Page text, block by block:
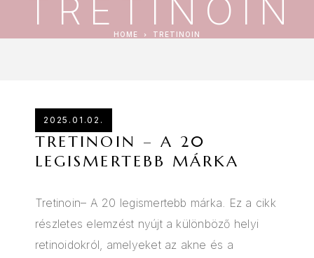
TRETINOIN
HOME TRETINOIN
2025.01.02.
TRETINOIN – A 20
LEGISMERTEBB MÁRKA
Tretinoin– A 20 legismertebb márka. Ez a cikk
részletes elemzést nyújt a különböző helyi
retinoidokról, amelyeket az akne és a